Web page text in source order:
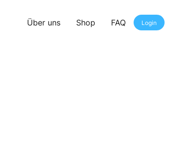
Über uns Shop FAQ Login